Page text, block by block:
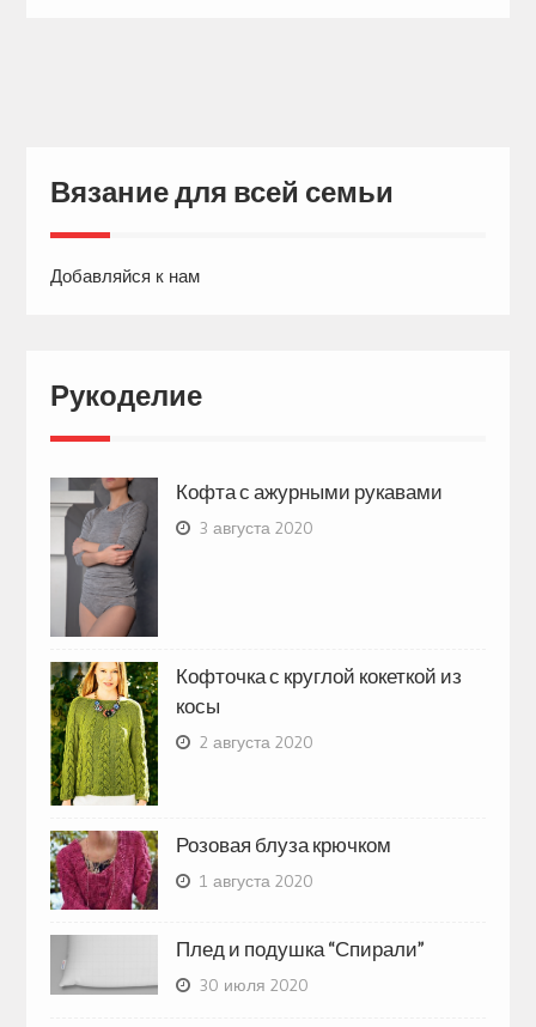
Вязание для всей семьи
Добавляйся к нам
Рукоделие
Кофта с ажурными рукавами
3 августа 2020
Кофточка с круглой кокеткой из
косы
2 августа 2020
Розовая блуза крючком
1 августа 2020
Плед и подушка “Спирали”
30 июля 2020